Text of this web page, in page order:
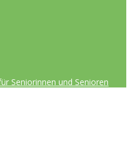
Seniorinnen und Senioren